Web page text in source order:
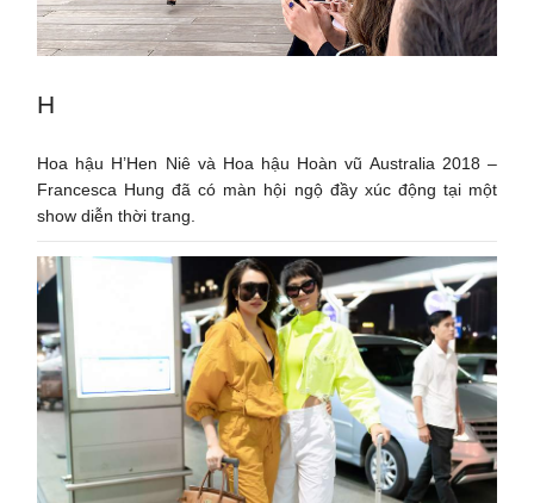
H
Hoa hậu H’Hen Niê và Hoa hậu Hoàn vũ Australia 2018 –
Francesca Hung đã có màn hội ngộ đầy xúc động tại một
show diễn thời trang.